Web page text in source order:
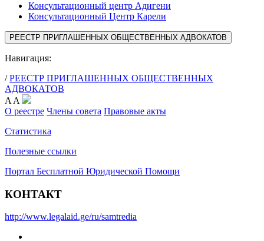
Консультационный центр Адигени
Консультационный Центр Карели
РЕЕСТР ПРИГЛАШЕННЫХ ОБЩЕСТВЕННЫХ АДВОКАТОВ
Навигация:
/ РЕЕСТР ПРИГЛАШЕННЫХ ОБЩЕСТВЕННЫХ
АДВОКАТОВ
A A
О реестре Члены совета Правовые акты
Статистика
Полезные ссылки
Портал Бесплатной Юридической Помощи
КОНТАКТ
http://www.legalaid.ge/ru/samtredia